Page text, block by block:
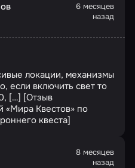
6 месяцев
назад
локации, механизмы
если включить свет то
[…] [Отзыв
«Мира Квестов» по
квеста]
8 месяцев
назад